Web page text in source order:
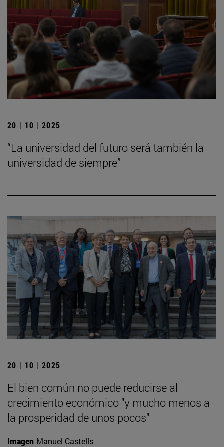
20 | 10 | 2025
“La universidad del futuro será también la
universidad de siempre”
20 | 10 | 2025
El bien común no puede reducirse al
crecimiento económico "y mucho menos a
la prosperidad de unos pocos"
Imagen Manuel Castells